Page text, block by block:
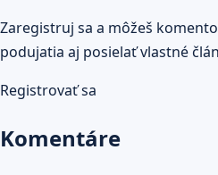
Zaregistruj sa a môžeš
podujatia aj posielať vlastné
Registrovať sa
Komentáre